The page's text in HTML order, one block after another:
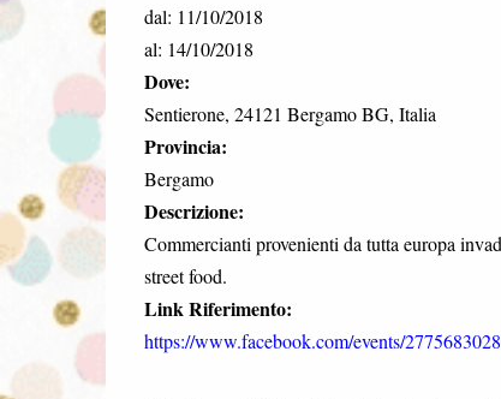
dal: 11/10/2018
al: 14/10/2018
Dove:
Sentierone, 24121 Bergamo BG, Italia
Provincia:
Bergamo
Descrizione:
Commercianti provenienti da tutta europa
street food.
Link Riferimento:
https://www.facebook.com/events/